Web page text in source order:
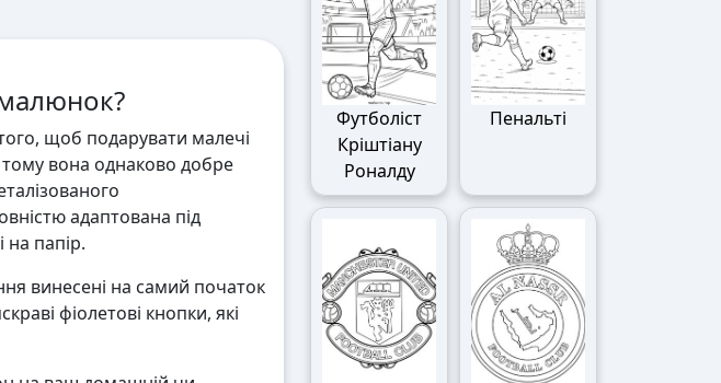
щоб подарувати малечі
тому вона однаково добре
адаптована під
на папір.
винесені на самий початок
фіолетові кнопки, які
Футболіст
Кріштіану
Роналду
Пенальті